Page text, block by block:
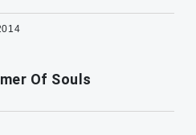
Of Souls